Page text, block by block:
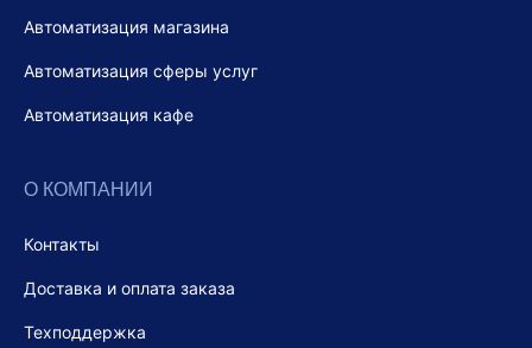
Автоматизация магазина
Автоматизация сферы услуг
Автоматизация кафе
О КОМПАНИИ
Контакты
Доставка и оплата заказа
Техподдержка